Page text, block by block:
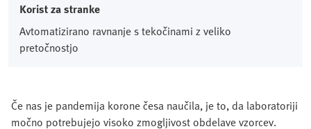
Korist za stranke
Avtomatizirano ravnanje s tekočinami z veliko
pretočnostjo
Če nas je pandemija korone česa naučila, je to, da laboratoriji
močno potrebujejo visoko zmogljivost obdelave vzorcev.